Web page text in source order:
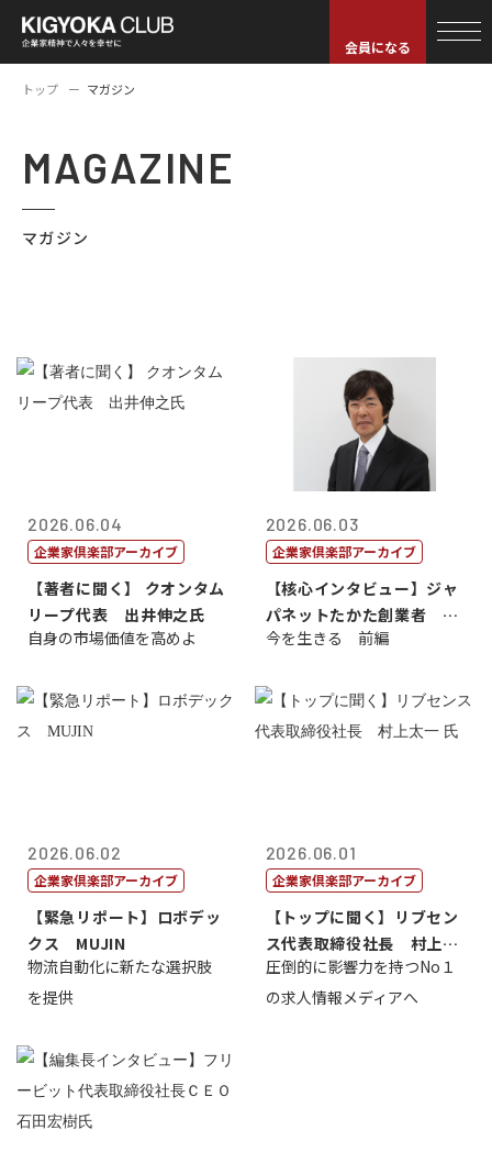
会員になる
トップ マガジン
MAGAZINE
マガジン
2026.06.04
企業家倶楽部アーカイブ
【著者に聞く】 クオンタム
リープ代表 出井伸之氏
自身の市場価値を高めよ
2026.06.03
企業家倶楽部アーカイブ
【核心インタビュー】ジャ
パネットたかた創業者 髙
田 明氏
今を生きる 前編
2026.06.02
企業家倶楽部アーカイブ
【緊急リポート】ロボデッ
クス MUJIN
物流自動化に新たな選択肢
を提供
2026.06.01
企業家倶楽部アーカイブ
【トップに聞く】リブセン
ス代表取締役社長 村上太
一 氏
圧倒的に影響力を持つNo１
の求人情報メディアへ